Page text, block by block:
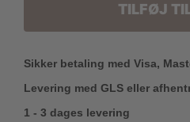
TILFØJ
Sikker betaling med Visa,
Levering med GLS eller
1 - 3 dages levering